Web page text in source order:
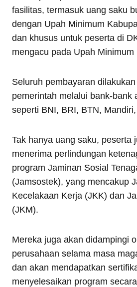
fasilitas, termasuk uang saku
dengan Upah Minimum
dan khusus untuk peserta di
mengacu pada Upah Minimum
Seluruh pembayaran
pemerintah melalui bank-bank
seperti BNI, BRI, BTN,
Tak hanya uang saku, peserta
menerima perlindungan
program Jaminan Sosial
(Jamsostek), yang mencakup
Kecelakaan Kerja (JKK) dan
(JKM).
Mereka juga akan didampingi
perusahaan selama masa
dan akan mendapatkan
menyelesaikan program